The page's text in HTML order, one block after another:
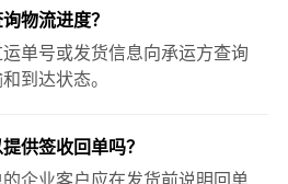
物流进度？
单号或发货信息向承运方查询
到达状态。
供签收回单吗？
企业客户应在发货前说明回单